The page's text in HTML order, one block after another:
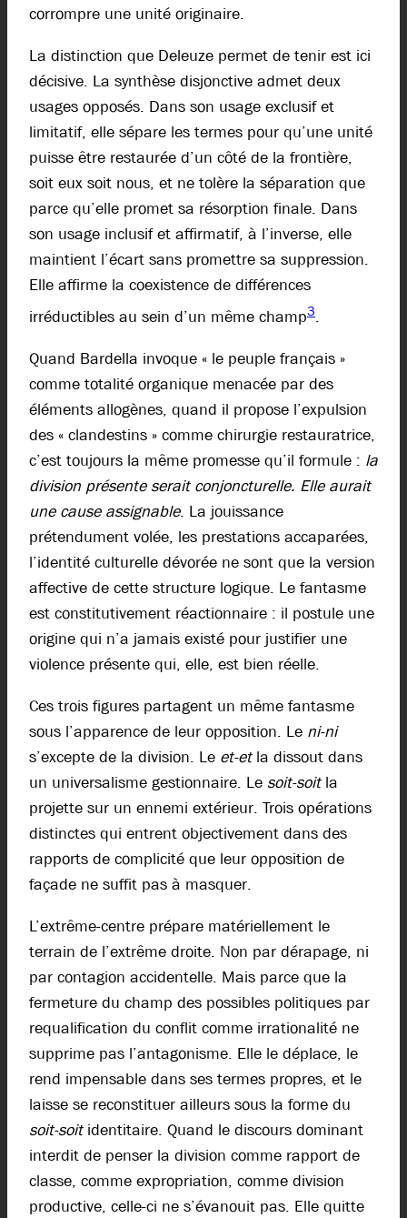
corrompre une unité originaire.
La distinction que Deleuze permet de tenir est ici
décisive. La synthèse disjonctive admet deux
usages opposés. Dans son usage exclusif et
limitatif, elle sépare les termes pour qu’une unité
puisse être restaurée d’un côté de la frontière,
soit eux soit nous, et ne tolère la séparation que
parce qu’elle promet sa résorption finale. Dans
son usage inclusif et affirmatif, à l’inverse, elle
maintient l’écart sans promettre sa suppression.
Elle affirme la coexistence de différences
irréductibles au sein d’un même champ3.
Quand Bardella invoque « le peuple français »
comme totalité organique menacée par des
éléments allogènes, quand il propose l’expulsion
des « clandestins » comme chirurgie restauratrice,
c’est toujours la même promesse qu’il formule : la
division présente serait conjoncturelle. Elle aurait
une cause assignable. La jouissance
prétendument volée, les prestations accaparées,
l’identité culturelle dévorée ne sont que la version
affective de cette structure logique. Le fantasme
est constitutivement réactionnaire : il postule une
origine qui n’a jamais existé pour justifier une
violence présente qui, elle, est bien réelle.
Ces trois figures partagent un même fantasme
sous l’apparence de leur opposition. Le ni-ni
s’excepte de la division. Le et-etla dissout dans
un universalisme gestionnaire. Le soit-soitla
projette sur un ennemi extérieur. Trois opérations
distinctes qui entrent objectivement dans des
rapports de complicité que leur opposition de
façade ne suffit pas à masquer.
L’extrême-centre prépare matériellement le
terrain de l’extrême droite. Non par dérapage, ni
par contagion accidentelle. Mais parce que la
fermeture du champ des possibles politiques par
requalification du conflit comme irrationalité ne
supprime pas l’antagonisme. Elle le déplace, le
rend impensable dans ses termes propres, et le
laisse se reconstituer ailleurs sous la forme du
soit-soitidentitaire. Quand le discours dominant
interdit de penser la division comme rapport de
classe, comme expropriation, comme division
productive, celle-ci ne s’évanouit pas. Elle quitte